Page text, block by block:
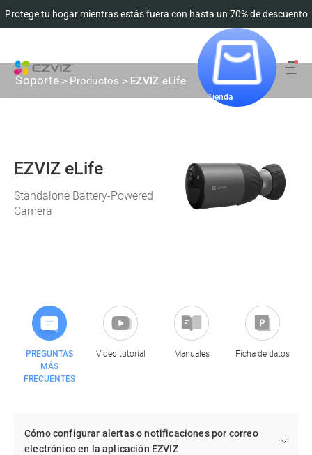
Protege tu hogar mientras estás fuera con hasta un 70% de descuento
Tienda
Soporte> Productos > EZVIZ eLife
EZVIZ eLife
Standalone Battery-Powered
Camera
PREGUNTAS
MÁS
FRECUENTES
Vídeo tutorial Manuales Ficha de datos
Cómo configurar alertas o notificaciones por correo
electrónico en la aplicación EZVIZ